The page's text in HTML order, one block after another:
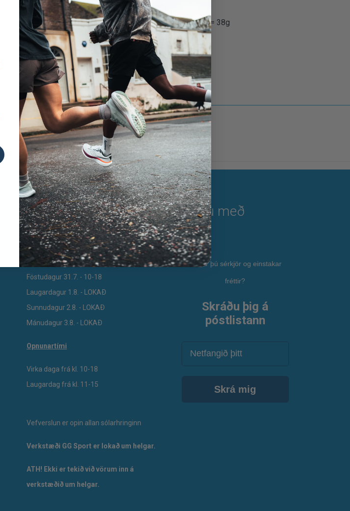
Efni: UHMWPE kjarni og HTPE fléttað slíður
Þyngd: 35cm = 14g, 55cm = 20g, 90cm = 32g, 110cm = 38g
Upplýsingar
Opnunartími
Opnunartími Verslunarmannahelgi
2026:
Föstudagur 31.7. - 10-18
Laugardagur 1.8. - LOKAÐ
Sunnudagur 2.8. - LOKAÐ
Mánudagur 3.8. - LOKAÐ
Opnunartími
Virka daga frá kl. 10-18
Laugardag frá kl. 11-15
Vefverslun er opin allan sólarhringinn
Verkstæði GG Sport er lokað um helgar.
ATH! Ekki er tekið við vörum inn á
verkstæðið um helgar.
Fylgstu með
Elskar þú sérkjör og einstakar
fréttir?
Skráðu þig á
póstlistann
Skrá mig